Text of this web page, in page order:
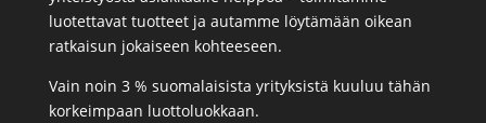
luotettavat tuotteet ja autamme löytämään oikean
ratkaisun jokaiseen kohteeseen.
Vain noin 3 % suomalaisista yrityksistä kuuluu tähän
korkeimpaan luottoluokkaan.